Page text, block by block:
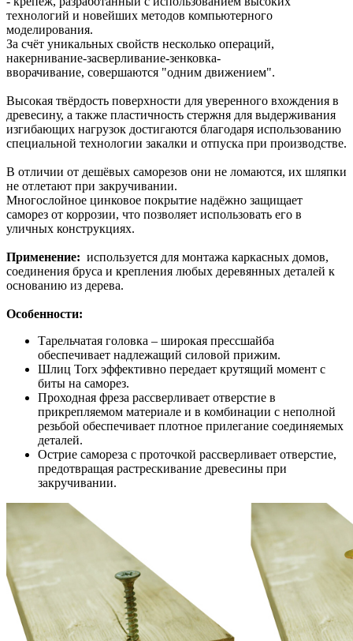
технологий и новейших методов компьютерного
моделирования.
За счёт уникальных свойств несколько операций,
накернивание-засверливание-зенковка-
вворачивание, совершаются "одним движением".
Высокая твёрдость поверхности для уверенного вхождения в
древесину, а также пластичность стержня для выдерживания
изгибающих нагрузок достигаются благодаря использованию
специальной технологии закалки и отпуска при производстве.
В отличии от дешёвых саморезов они не ломаются, их шляпки
не отлетают при закручивании.
Многослойное цинковое покрытие надёжно защищает
саморез от коррозии, что позволяет использовать его в
уличных конструкциях.
Применение: используется для монтажа каркасных домов,
соединения бруса и крепления любых деревянных деталей к
основанию из дерева.
Особенности:
Тарельчатая головка – широкая прессшайба
обеспечивает надлежащий силовой прижим.
Шлиц Torx эффективно передает крутящий момент с
биты на саморез.
Проходная фреза рассверливает отверстие в
прикрепляемом материале и в комбинации с неполной
резьбой обеспечивает плотное прилегание соединяемых
деталей.
Острие самореза с проточкой рассверливает отверстие,
предотвращая растрескивание древесины при
закручивании.